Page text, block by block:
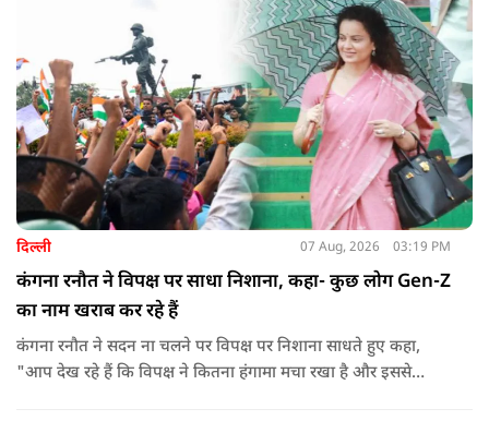
दिल्ली 07 Aug, 2026 03:19 PM
कंगना रनौत ने विपक्ष पर साधा निशाना, कहा- कुछ लोग Gen-Z
का नाम खराब कर रहे हैं
कंगना रनौत ने सदन ना चलने पर विपक्ष पर निशाना साधते हुए कहा,
"आप देख रहे हैं कि विपक्ष ने कितना हंगामा मचा रखा है और इससे